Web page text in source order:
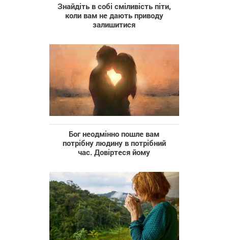
Знайдіть в собі сміливість піти,
коли вам не дають приводу
залишитися
Бог неодмінно пошле вам
потрібну людину в потрібний
час. Довіртеся йому